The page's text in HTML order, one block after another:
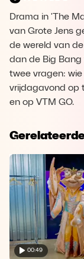
Drama in 'The
van Grote Jens
de wereld van
dan de Big
twee vragen:
vrijdagavond op
en op VTM GO.
00:49